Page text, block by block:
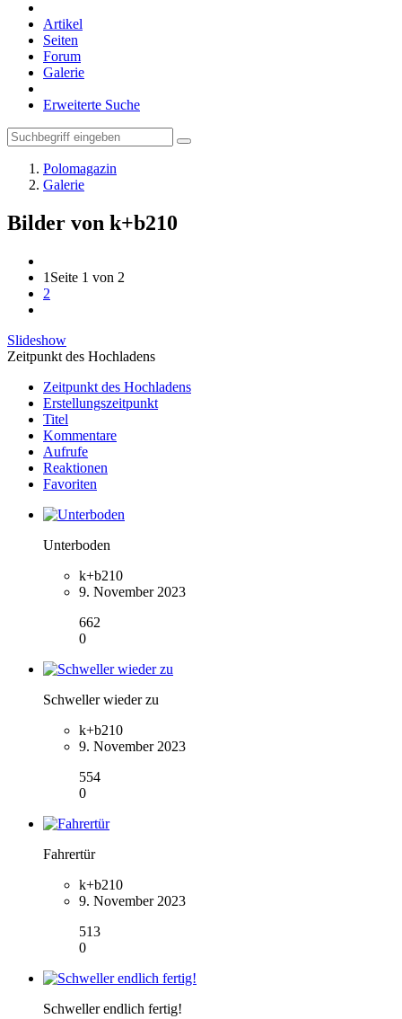
Artikel
Seiten
Forum
Galerie
Erweiterte Suche
Polomagazin
Galerie
Bilder von k+b210
1 Seite 1 von 2
2
Slideshow
Zeitpunkt des Hochladens
Zeitpunkt des Hochladens
Erstellungszeitpunkt
Titel
Kommentare
Aufrufe
Reaktionen
Favoriten
Unterboden
k+b210
9. November 2023
662
0
Schweller wieder zu
k+b210
9. November 2023
554
0
Fahrertür
k+b210
9. November 2023
513
0
Schweller endlich fertig!